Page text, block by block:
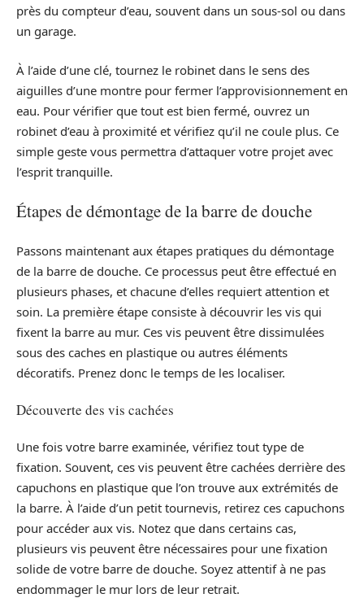
près du compteur d’eau, souvent dans un sous-sol ou dans
un garage.
À l’aide d’une clé, tournez le robinet dans le sens des
aiguilles d’une montre pour fermer l’approvisionnement en
eau. Pour vérifier que tout est bien fermé, ouvrez un
robinet d’eau à proximité et vérifiez qu’il ne coule plus. Ce
simple geste vous permettra d’attaquer votre projet avec
l’esprit tranquille.
Étapes de démontage de la barre de douche
Passons maintenant aux étapes pratiques du démontage
de la barre de douche. Ce processus peut être effectué en
plusieurs phases, et chacune d’elles requiert attention et
soin. La première étape consiste à découvrir les vis qui
fixent la barre au mur. Ces vis peuvent être dissimulées
sous des caches en plastique ou autres éléments
décoratifs. Prenez donc le temps de les localiser.
Découverte des vis cachées
Une fois votre barre examinée, vérifiez tout type de
fixation. Souvent, ces vis peuvent être cachées derrière des
capuchons en plastique que l’on trouve aux extrémités de
la barre. À l’aide d’un petit tournevis, retirez ces capuchons
pour accéder aux vis. Notez que dans certains cas,
plusieurs vis peuvent être nécessaires pour une fixation
solide de votre barre de douche. Soyez attentif à ne pas
endommager le mur lors de leur retrait.